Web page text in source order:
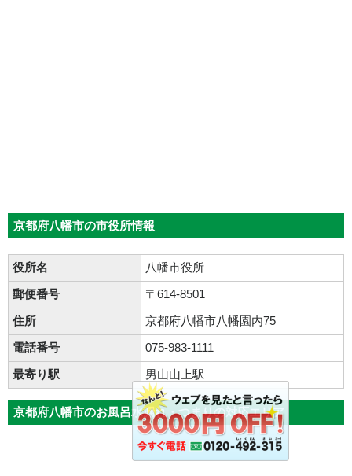
京都府八幡市の市役所情報
役所名 八幡市役所
郵便番号 〒614-8501
住所 京都府八幡市八幡園内75
電話番号 075-983-1111
最寄り駅 男山山上駅
京都府八幡市のお風呂水漏れ・つまりの対応エリア